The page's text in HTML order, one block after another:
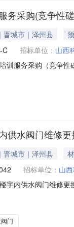
务采购(竞争性
晋城市｜泽州县
C 招标单位： 山西
训服务采购（竞争
服务地点：山西科技
供水阀门维修
晋城市｜泽州县
招标单位： 山
宇内供水阀门维修
标后在我参与的项
门